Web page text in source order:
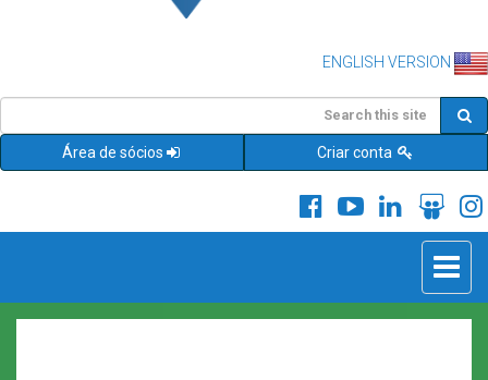
ENGLISH VERSION
Área de sócios Criar conta
Toggle